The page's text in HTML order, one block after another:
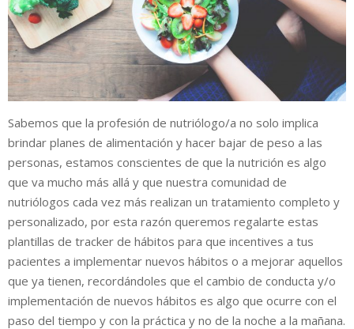
Sabemos que la profesión de nutriólogo/a no solo implica
brindar planes de alimentación y hacer bajar de peso a las
personas, estamos conscientes de que la nutrición es algo
que va mucho más allá y que nuestra comunidad de
nutriólogos cada vez más realizan un tratamiento completo y
personalizado, por esta razón queremos regalarte estas
plantillas de tracker de hábitos para que incentives a tus
pacientes a implementar nuevos hábitos o a mejorar aquellos
que ya tienen, recordándoles que el cambio de conducta y/o
implementación de nuevos hábitos es algo que ocurre con el
paso del tiempo y con la práctica y no de la noche a la mañana.